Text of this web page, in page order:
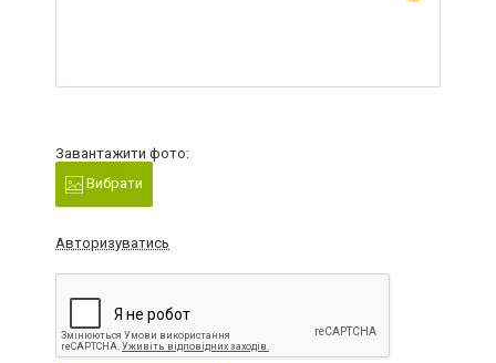
Завантажити фото:
Вибрати
Авторизуватись